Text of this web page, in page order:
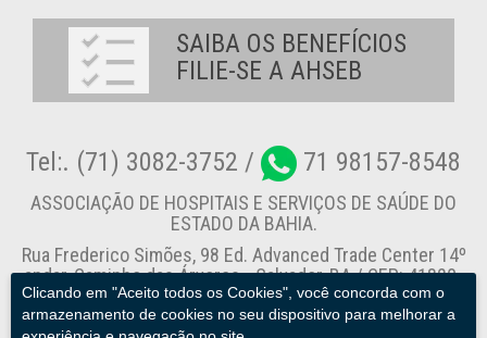
Clicando em "Aceito todos os Cookies", você concorda com o
armazenamento de cookies no seu dispositivo para melhorar a
SAIBA OS BENEFÍCIOS
FILIE-SE A AHSEB
Tel:. (71) 3082-3752 / 71 98157-8548
ASSOCIAÇÃO DE HOSPITAIS E SERVIÇOS DE SAÚDE DO
ESTADO DA BAHIA.
Rua Frederico Simões, 98 Ed. Advanced Trade Center 14º
andar, Caminho das Árvores - Salvador-BA / CEP: 41820-
774